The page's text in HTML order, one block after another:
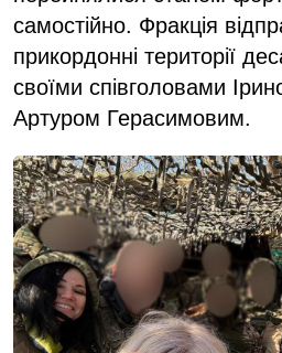
самостійно. Фракція
прикордонні території
своїми співголовами
Артуром Герасимовим.